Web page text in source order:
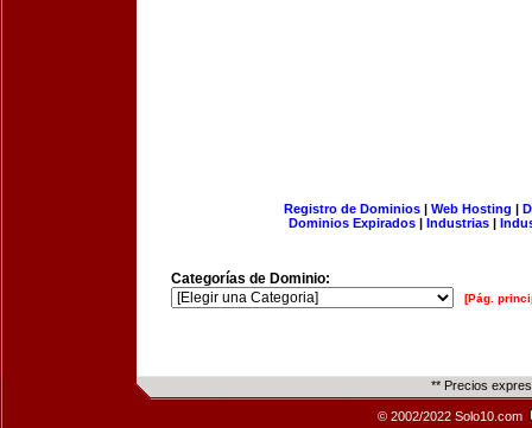
Registro de Dominios| Web Hosting |
Dominios Expirados | Industrias |
Categorías de Dominio:
[Pág.
** Precios
© 2002/2022 Solo10.com